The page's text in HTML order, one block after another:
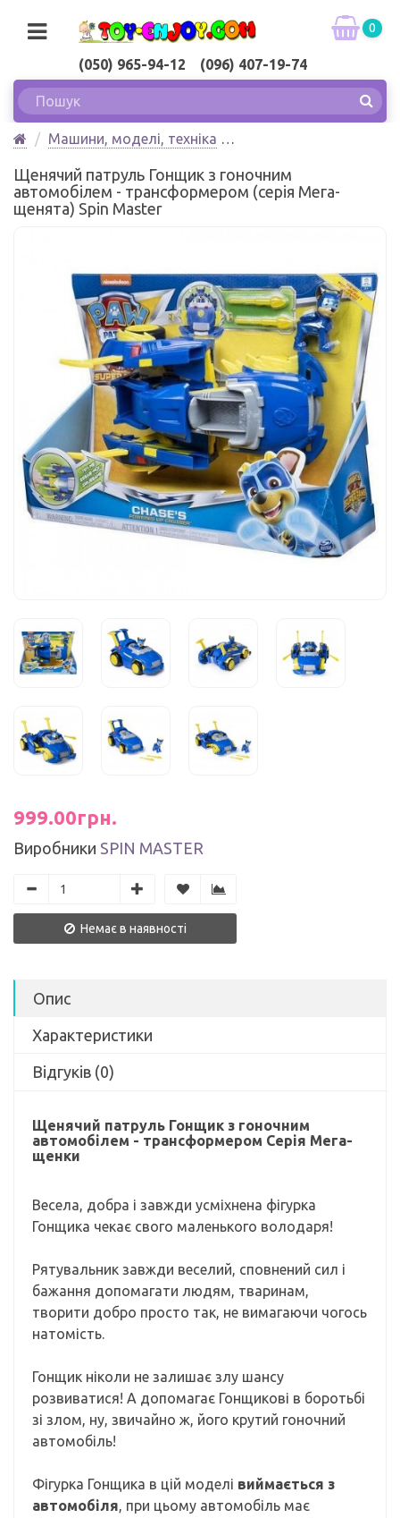
(050) 965-94-12 (096) 407-19-74
0
Машини, моделі, техніка
Щенячий патруль Гонщик з гоночним автомобілем
- трансформером (серія Мега-щенята) Spin Master
Щенячий патруль Гонщик з гоночним
автомобілем - трансформером (серія Мега-
щенята) Spin Master
999.00грн.
Виробники SPIN MASTER
Немає в наявності
Опис
Характеристики
Відгуків (0)
Щенячий патруль Гонщик з гоночним
автомобілем - трансформером Серія Мега-
щенки
Весела, добра і завжди усміхнена фігурка
Гонщика чекає свого маленького володаря!
Рятувальник завжди веселий, сповнений сил і
бажання допомагати людям, тваринам,
творити добро просто так, не вимагаючи чогось
натомість.
Гонщик ніколи не залишає злу шансу
розвиватися! А допомагає Гонщикові в боротьбі
зі злом, ну, звичайно ж, його крутий гоночний
автомобіль!
Фігурка Гонщика в цій моделі виймається з
автомобіля, при цьому автомобіль має